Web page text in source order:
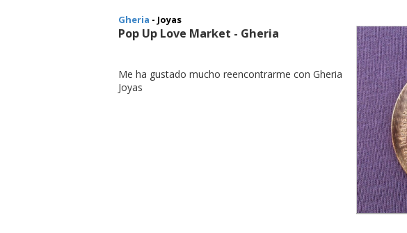
Gheria - Joyas
Pop Up Love Market - Gheria
Me ha gustado mucho reencontrarme con Gheria
Joyas